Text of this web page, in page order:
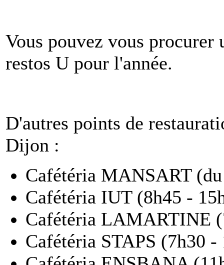
Vous pouvez vous procurer
restos U pour l'année.
D'autres points de
Dijon :
Cafétéria MANSART
Cafétéria IUT (8h45 -
Cafétéria LAMARTINE
Cafétéria STAPS (7h30 -